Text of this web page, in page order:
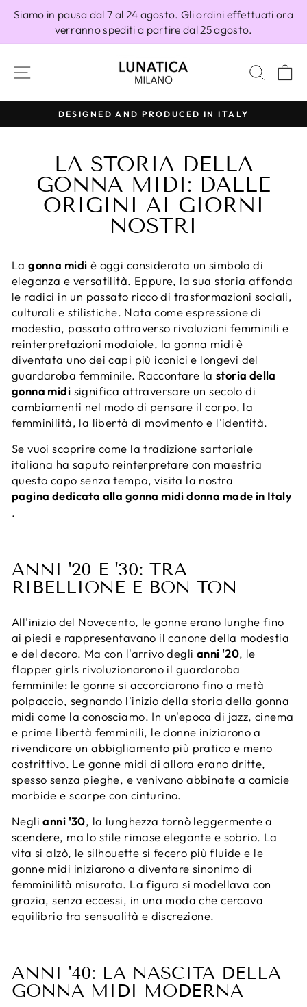
direttamente
Siamo in pausa dal 7 al 24 agosto. Gli ordini effettuati ora
verranno spediti a partire dal 25 agosto.
NAVIGAZIONE DEL SITO
Metti
pausa
presentazione
100% MADE IN ITALY
LA STORIA DELLA
GONNA MIDI: DALLE
ORIGINI AI GIORNI
NOSTRI
Lagonna midi è oggi considerata un simbolo di
eleganza e versatilità. Eppure, la sua storia affonda
le radici in un passato ricco di trasformazioni sociali,
culturali e stilistiche. Nata come espressione di
modestia, passata attraverso rivoluzioni femminili e
reinterpretazioni modaiole, la gonna midi è
diventata uno dei capi più iconici e longevi del
guardaroba femminile. Raccontare la storia della
gonna midi significa attraversare un secolo di
cambiamenti nel modo di pensare il corpo, la
femminilità, la libertà di movimento e l'identità.
Se vuoi scoprire come la tradizione sartoriale
italiana ha saputo reinterpretare con maestria
questo capo senza tempo, visita la nostra
pagina dedicata alla gonna midi donna made in Italy
.
ANNI '20 E '30: TRA
RIBELLIONE E BON TON
All'inizio del Novecento, le gonne erano lunghe fino
ai piedi e rappresentavano il canone della modestia
e del decoro. Ma con l'arrivo degli anni '20, le
flapper girls rivoluzionarono il guardaroba
femminile: le gonne si accorciarono fino a metà
polpaccio, segnando l'inizio della storia della gonna
midi come la conosciamo. In un'epoca di jazz, cinema
e prime libertà femminili, le donne iniziarono a
rivendicare un abbigliamento più pratico e meno
costrittivo. Le gonne midi di allora erano dritte,
spesso senza pieghe, e venivano abbinate a camicie
morbide e scarpe con cinturino.
Neglianni '30, la lunghezza tornò leggermente a
scendere, ma lo stile rimase elegante e sobrio. La
vita si alzò, le silhouette si fecero più fluide e le
gonne midi iniziarono a diventare sinonimo di
femminilità misurata. La figura si modellava con
grazia, senza eccessi, in una moda che cercava
equilibrio tra sensualità e discrezione.
ANNI '40: LA NASCITA DELLA
GONNA MIDI MODERNA